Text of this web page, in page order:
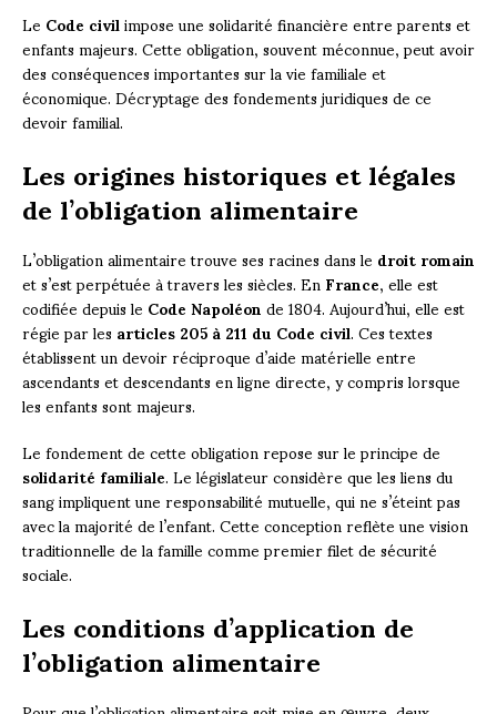
LeCode civilimpose une solidarité financière entre parents et
enfants majeurs. Cette obligation, souvent méconnue, peut avoir
des conséquences importantes sur la vie familiale et
économique. Décryptage des fondements juridiques de ce
devoir familial.
Les origines historiques et légales
de l’obligation alimentaire
L’obligation alimentaire trouve ses racines dans ledroit romain
et s’est perpétuée à travers les siècles. EnFrance, elle est
codifiée depuis leCode Napoléonde 1804. Aujourd’hui, elle est
régie par lesarticles 205 à 211 du Code civil. Ces textes
établissent un devoir réciproque d’aide matérielle entre
ascendants et descendants en ligne directe, y compris lorsque
les enfants sont majeurs.
Le fondement de cette obligation repose sur le principe de
solidarité familiale. Le législateur considère que les liens du
sang impliquent une responsabilité mutuelle, qui ne s’éteint pas
avec la majorité de l’enfant. Cette conception reflète une vision
traditionnelle de la famille comme premier filet de sécurité
sociale.
Les conditions d’application de
l’obligation alimentaire